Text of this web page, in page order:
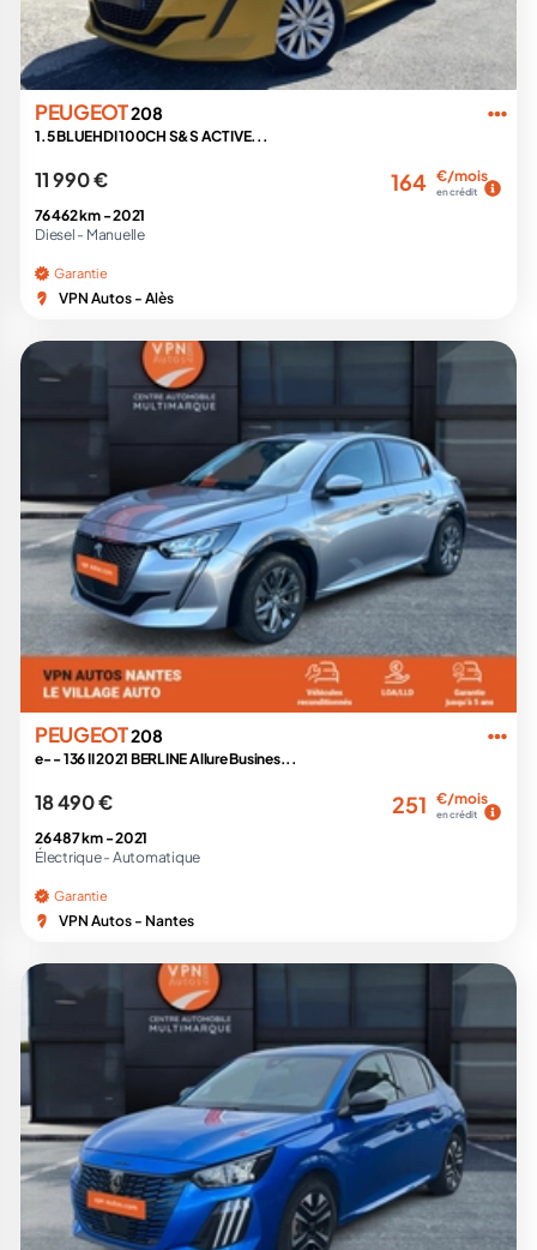
PEUGEOT208
1.5 BLUEHDI 100CH S&S ACTIVE...
11 990 € 164 €/mois
en crédit
76 462 km -2021
Diesel - Manuelle
Garantie
VPN Autos - Alès
PEUGEOT208
e- - 136 II 2021 BERLINE Allure Busines...
18 490 € 251 €/mois
en crédit
26 487 km -2021
Électrique - Automatique
Garantie
VPN Autos - Nantes